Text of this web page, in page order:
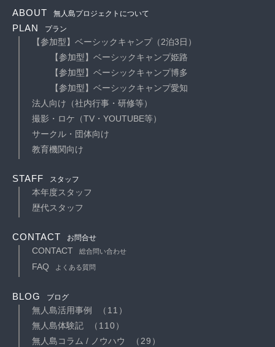
ABOUT 無人島プロジェクトについて
PLAN プラン
【参加型】ベーシックキャンプ（2泊3日）
【参加型】ベーシックキャンプ姫路
【参加型】ベーシックキャンプ博多
【参加型】ベーシックキャンプ愛知
法人向け（社内行事・研修等）
撮影・ロケ（TV・YOUTUBE等）
サークル・団体向け
教育機関向け
STAFF スタッフ
本年度スタッフ
歴代スタッフ
CONTACT お問合せ
CONTACT 総合問い合わせ
FAQ よくある質問
BLOG ブログ
無人島活用事例
（11）
無人島体験記
（110）
無人島コラム / ノウハウ
（29）